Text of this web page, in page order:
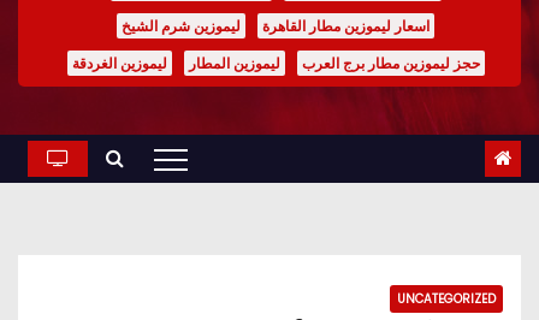
اسعار ليموزين مطار القاهرة
ليموزين شرم الشيخ
حجز ليموزين مطار برج العرب
ليموزين المطار ليموزين الغردقة
UNCATEGORIZED